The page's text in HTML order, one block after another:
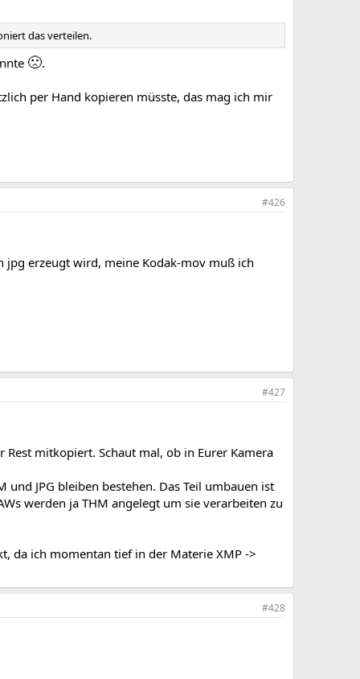
das verteilen.
🙁.
per Hand kopieren müsste, das mag ich mir
#426
jpg erzeugt wird, meine Kodak-mov muß ich
#427
mitkopiert. Schaut mal, ob in Eurer Kamera
JPG bleiben bestehen. Das Teil umbauen ist
werden ja THM angelegt um sie verarbeiten zu
da ich momentan tief in der Materie XMP ->
#428